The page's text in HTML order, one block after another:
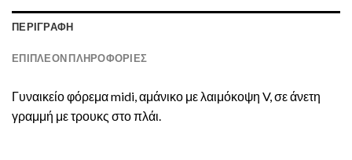
ΠΕΡΙΓΡΑΦΉ
ΕΠΙΠΛΈΟΝ ΠΛΗΡΟΦΟΡΊΕΣ
Γυναικείο φόρεμα midi, αμάνικο με λαιμόκοψη V, σε άνετη
γραμμή με τρουκς στο πλάι.